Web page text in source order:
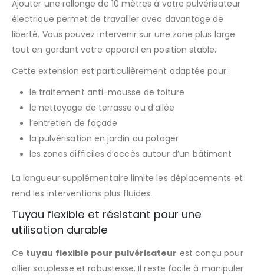
Ajouter une rallonge de 10 mètres à votre pulvérisateur
électrique permet de travailler avec davantage de
liberté. Vous pouvez intervenir sur une zone plus large
tout en gardant votre appareil en position stable.
Cette extension est particulièrement adaptée pour :
le traitement anti-mousse de toiture
le nettoyage de terrasse ou d’allée
l’entretien de façade
la pulvérisation en jardin ou potager
les zones difficiles d’accès autour d’un bâtiment
La longueur supplémentaire limite les déplacements et
rend les interventions plus fluides.
Tuyau flexible et résistant pour une
utilisation durable
Ce tuyau flexible pour pulvérisateur est conçu pour
allier souplesse et robustesse. Il reste facile à manipuler